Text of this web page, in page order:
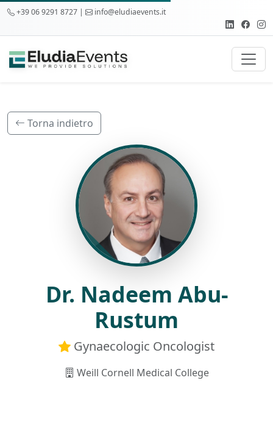
+39 06 9291 8727 | info@eludiaevents.it
Torna indietro
Dr. Nadeem Abu-
Rustum
Gynaecologic Oncologist
Weill Cornell Medical College